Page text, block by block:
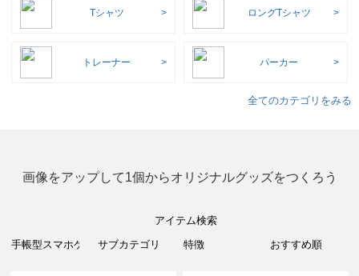
Tシャツ ロングTシャツ
トレーナー パーカー
全てのカテゴリをみる
画像をアップして1個からオリジナルグッズをつくろう
アイテム検索